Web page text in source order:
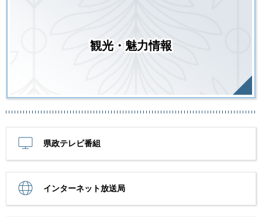
観光・魅力情報
県政テレビ番組
インターネット放送局